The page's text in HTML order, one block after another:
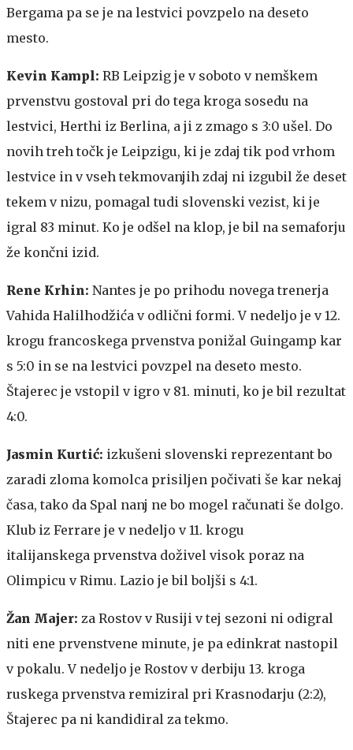
Bergama pa se je na lestvici povzpelo na deseto
mesto.
Kevin Kampl: RB Leipzig je v soboto v nemškem
prvenstvu gostoval pri do tega kroga sosedu na
lestvici, Herthi iz Berlina, a ji z zmago s 3:0 ušel. Do
novih treh točk je Leipzigu, ki je zdaj tik pod vrhom
lestvice in v vseh tekmovanjih zdaj ni izgubil že deset
tekem v nizu, pomagal tudi slovenski vezist, ki je
igral 83 minut. Ko je odšel na klop, je bil na semaforju
že končni izid.
Rene Krhin: Nantes je po prihodu novega trenerja
Vahida Halilhodžića v odlični formi. V nedeljo je v 12.
krogu francoskega prvenstva ponižal Guingamp kar
s 5:0 in se na lestvici povzpel na deseto mesto.
Štajerec je vstopil v igro v 81. minuti, ko je bil rezultat
4:0.
Jasmin Kurtić: izkušeni slovenski reprezentant bo
zaradi zloma komolca prisiljen počivati še kar nekaj
časa, tako da Spal nanj ne bo mogel računati še dolgo.
Klub iz Ferrare je v nedeljo v 11. krogu
italijanskega prvenstva doživel visok poraz na
Olimpicu v Rimu. Lazio je bil boljši s 4:1.
Žan Majer: za Rostov v Rusiji v tej sezoni ni odigral
niti ene prvenstvene minute, je pa edinkrat nastopil
v pokalu. V nedeljo je Rostov v derbiju 13. kroga
ruskega prvenstva remiziral pri Krasnodarju (2:2),
Štajerec pa ni kandidiral za tekmo.